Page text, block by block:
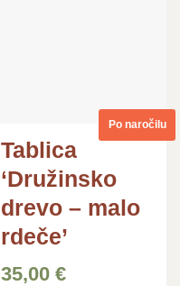
Po naročilu
Tablica
‘Družinsko
drevo – malo
rdeče’
35,00€